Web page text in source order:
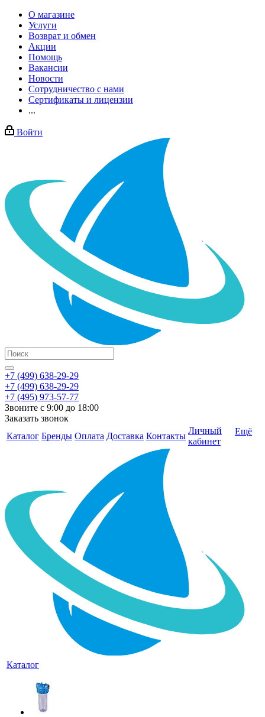
О магазине
Услуги
Возврат и обмен
Акции
Помощь
Вакансии
Новости
Сотрудничество с нами
Сертификаты и лицензии
...
Войти
+7 (499) 638-29-29
+7 (499) 638-29-29
+7 (495) 973-57-77
Звоните с 9:00 до 18:00
Заказать звонок
Каталог Бренды Оплата Доставка Контакты
Личный
кабинет
Ещё
Каталог